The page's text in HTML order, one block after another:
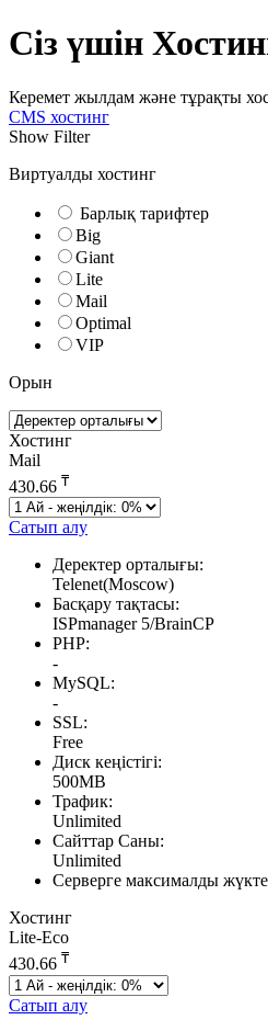
Сіз үшін
Керемет жылдам және тұрақты
CMS хостинг
Show Filter
Виртуалды хостинг
Барлық тарифтер
Big
Giant
Lite
Mail
Optimal
VIP
Орын
Хостинг
Mail
430.66 ₸
Сатып алу
Деректер орталығы:
Telenet(Moscow)
Басқару тақтасы:
ISPmanager 5/BrainCP
PHP:
-
MySQL:
-
SSL:
Free
Диск кеңістігі:
500MB
Трафик:
Unlimited
Сайттар Саны:
Unlimited
Серверге максималды
Хостинг
Lite-Eco
430.66 ₸
Сатып алу